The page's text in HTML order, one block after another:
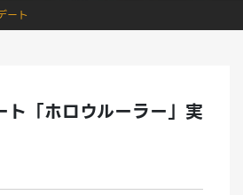
ート
ト「ホロウルーラー」実